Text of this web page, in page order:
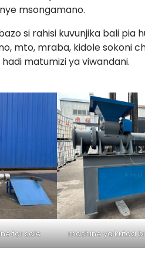
msongamano.
si rahisi kuvunjika bali pia
mto, mraba, kidole sokoni
matumizi ya viwandani.
for sale mashine ya kutoa